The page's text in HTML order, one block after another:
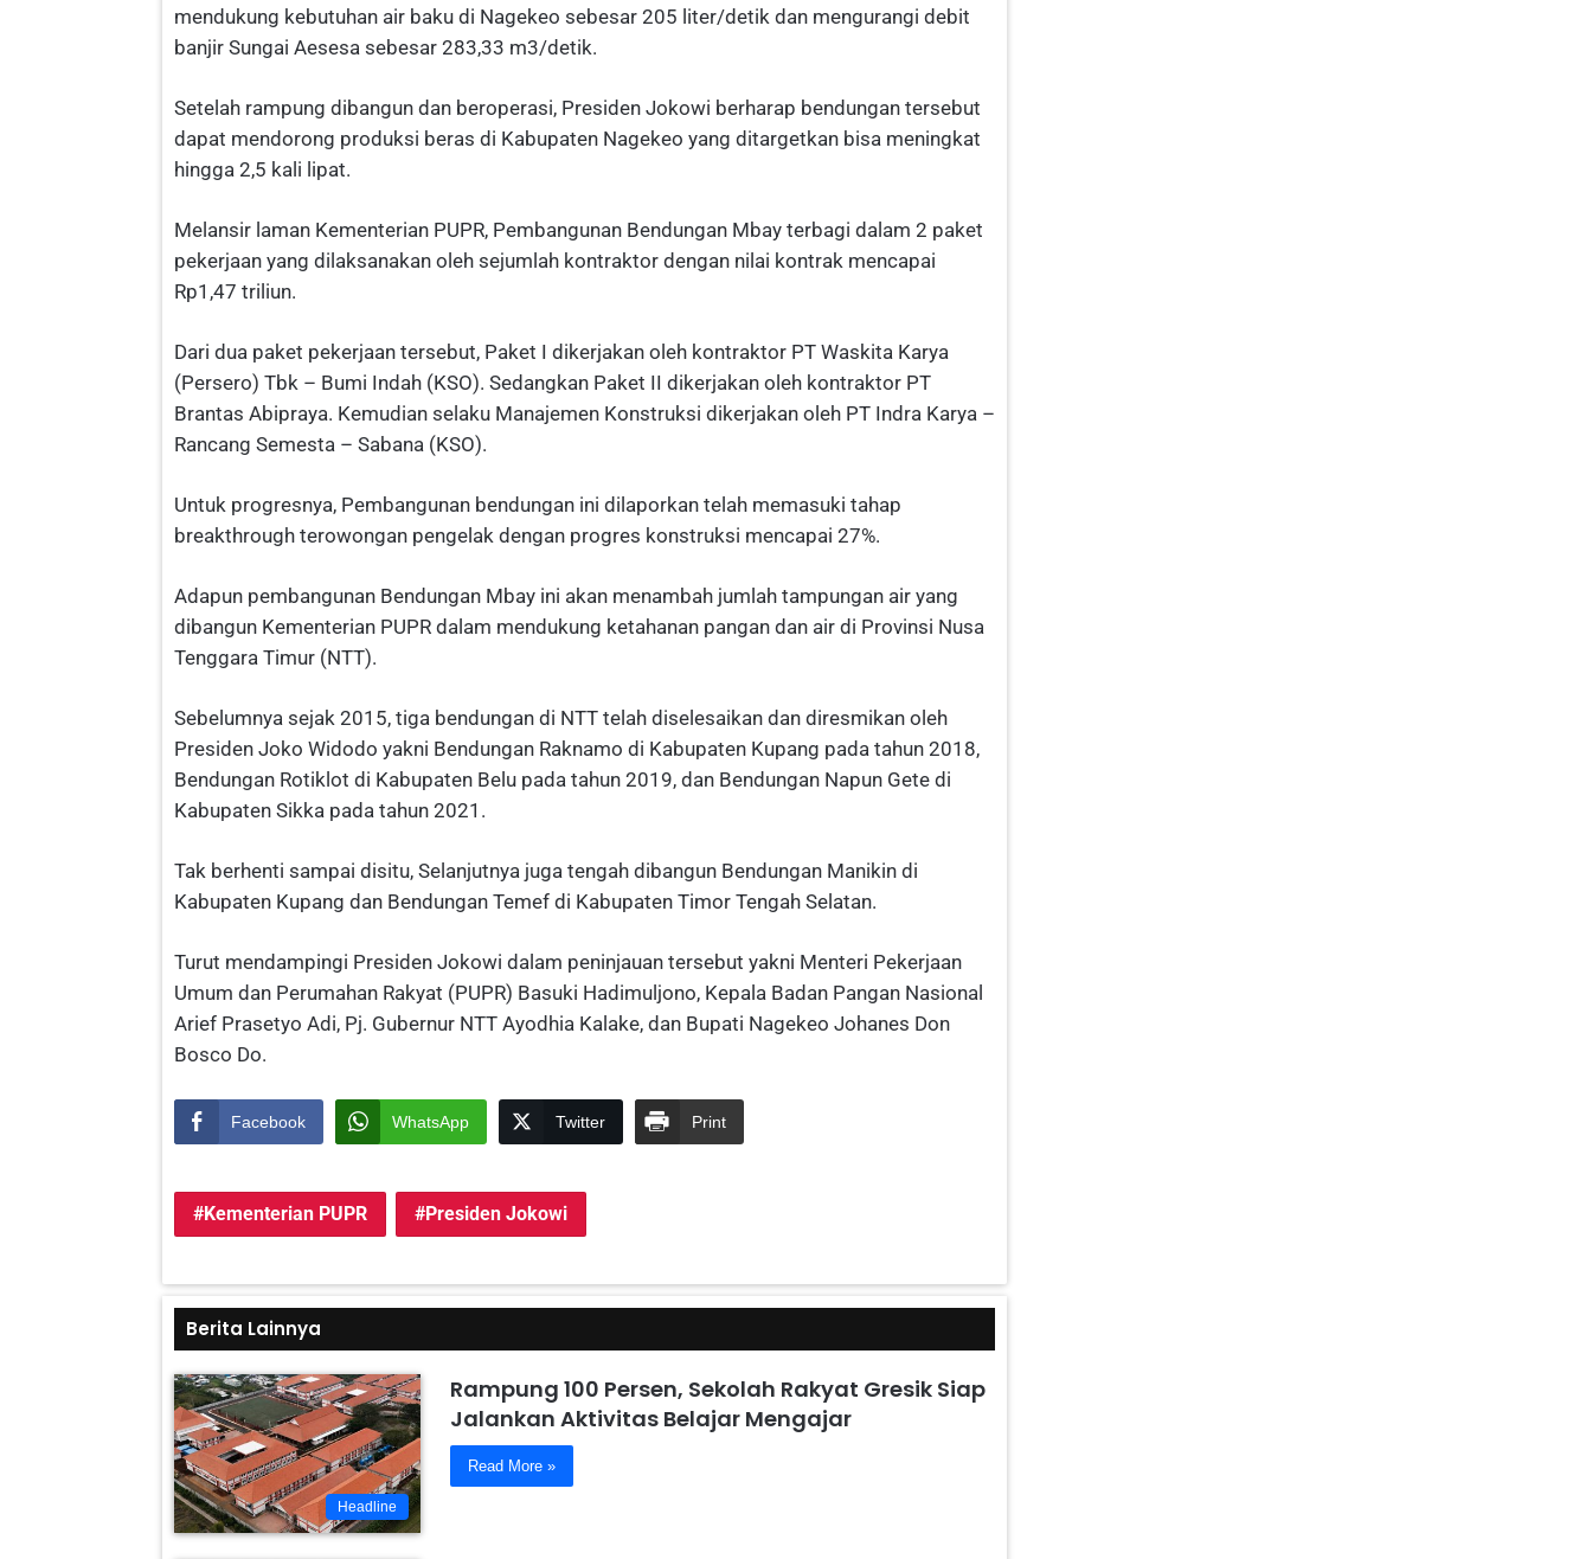
mendukung kebutuhan air baku di Nagekeo sebesar 205 liter/detik dan mengurangi debit
banjir Sungai Aesesa sebesar 283,33 m3/detik.
Setelah rampung dibangun dan beroperasi, Presiden Jokowi berharap bendungan tersebut
dapat mendorong produksi beras di Kabupaten Nagekeo yang ditargetkan bisa meningkat
hingga 2,5 kali lipat.
Melansir laman Kementerian PUPR, Pembangunan Bendungan Mbay terbagi dalam 2 paket
pekerjaan yang dilaksanakan oleh sejumlah kontraktor dengan nilai kontrak mencapai
Rp1,47 triliun.
Dari dua paket pekerjaan tersebut, Paket I dikerjakan oleh kontraktor PT Waskita Karya
(Persero) Tbk – Bumi Indah (KSO). Sedangkan Paket II dikerjakan oleh kontraktor PT
Brantas Abipraya. Kemudian selaku Manajemen Konstruksi dikerjakan oleh PT Indra Karya –
Rancang Semesta – Sabana (KSO).
Untuk progresnya, Pembangunan bendungan ini dilaporkan telah memasuki tahap
breakthrough terowongan pengelak dengan progres konstruksi mencapai 27%.
Adapun pembangunan Bendungan Mbay ini akan menambah jumlah tampungan air yang
dibangun Kementerian PUPR dalam mendukung ketahanan pangan dan air di Provinsi Nusa
Tenggara Timur (NTT).
Sebelumnya sejak 2015, tiga bendungan di NTT telah diselesaikan dan diresmikan oleh
Presiden Joko Widodo yakni Bendungan Raknamo di Kabupaten Kupang pada tahun 2018,
Bendungan Rotiklot di Kabupaten Belu pada tahun 2019, dan Bendungan Napun Gete di
Kabupaten Sikka pada tahun 2021.
Tak berhenti sampai disitu, Selanjutnya juga tengah dibangun Bendungan Manikin di
Kabupaten Kupang dan Bendungan Temef di Kabupaten Timor Tengah Selatan.
Turut mendampingi Presiden Jokowi dalam peninjauan tersebut yakni Menteri Pekerjaan
Umum dan Perumahan Rakyat (PUPR) Basuki Hadimuljono, Kepala Badan Pangan Nasional
Arief Prasetyo Adi, Pj. Gubernur NTT Ayodhia Kalake, dan Bupati Nagekeo Johanes Don
Bosco Do.
Facebook WhatsApp Twitter Print
Kementerian PUPR Presiden Jokowi
Berita Lainnya
Headline
Rampung 100 Persen, Sekolah Rakyat Gresik Siap
Jalankan Aktivitas Belajar Mengajar
Read More »